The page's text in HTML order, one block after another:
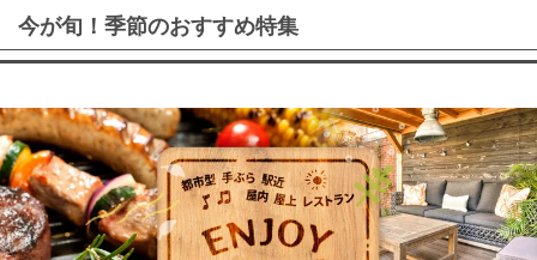
今が旬！季節のおすすめ特集